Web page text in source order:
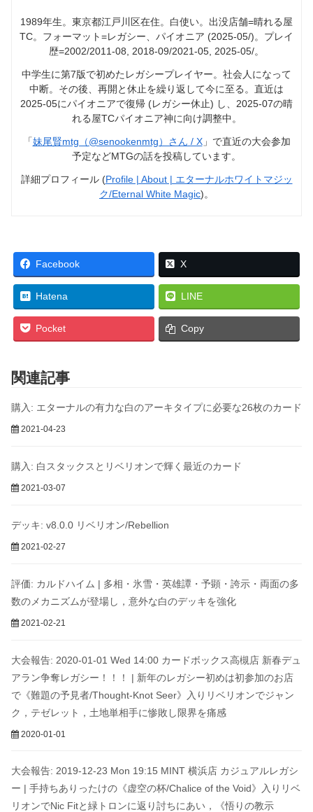
1989年生。東京都江戸川区在住。白使い。出没店舗=晴れる屋
TC。フォーマット=レガシー、パイオニア (2025-05/)。プレイ
歴=2002/2011-08, 2018-09/2021-05, 2025-05/。
中学生に第7版で初めたレガシープレイヤー。社会人になって
中断。その後、再開と休止を繰り返して今に至る。直近は
2025-05にパイオニアで復帰 (レガシー休止) し、2025-07の晴
れる屋TCパイオニア神に向け調整中。
「妹尾賢mtg（@senookenmtg）さん / X」で直近の大会参加
予定などMTGの話を投稿しています。
詳細プロフィール (Profile | About | エターナルホワイトマジッ
ク/Eternal White Magic)。
Facebook X
Hatena LINE
Pocket Copy
関連記事
購入: エターナルの有力な白のアーキタイプに必要な26枚のカード
2021-04-23
購入: 白スタックスとリベリオンで輝く最近のカード
2021-03-07
デッキ: v8.0.0 リベリオン/Rebellion
2021-02-27
評価: カルドハイム | 多相・氷雪・英雄譚・予顕・誇示・両面の多
数のメカニズムが登場し，意外な白のデッキを強化
2021-02-21
大会報告: 2020-01-01 Wed 14:00 カードボックス高槻店 新春デュ
アラン争奪レガシー！！！ | 新年のレガシー初めは初参加のお店
で《難題の予見者/Thought-Knot Seer》入りリベリオンでジャン
ク，テゼレット，土地単相手に惨敗し限界を痛感
2020-01-01
大会報告: 2019-12-23 Mon 19:15 MINT 横浜店 カジュアルレガシ
ー | 手持ちありったけの《虚空の杯/Chalice of the Void》入りリベ
リオンでNic Fitと緑トロンに返り討ちにあい，《悟りの教示